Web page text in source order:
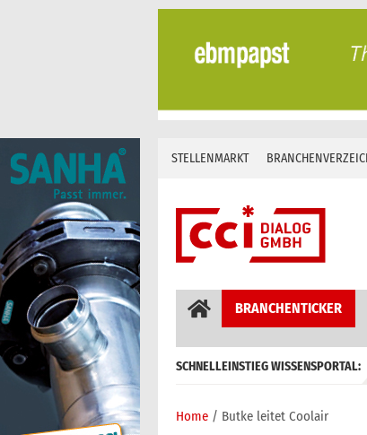
Skip
content
STELLENMARKT
BRANCHENTICKER
SCHNELLEINSTIEG WISSENSPORTAL:
Home Butke leitet Coolair